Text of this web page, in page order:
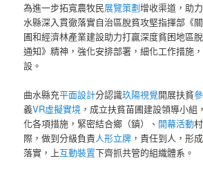
為進一步拓寬農牧民展覽策劃增收渠道，助
水縣深入貫徹落實自治區脫貧攻堅指揮部《
圃和經濟林產業建設助力打贏深度貧困地區
通知》精神，強化安排部署，細化工作措施
設。
曲水縣充平面設計分認識玖陽視覺開展扶貧
義VR虛擬實境 ，成立扶貧苗圃建設領導小組
化各項措施，緊密結合鄉（鎮）、 開幕活動村
際，做到分級負責人形立牌 ，責任到人，形
落實，上互動裝置下齊抓共管的組織體系。